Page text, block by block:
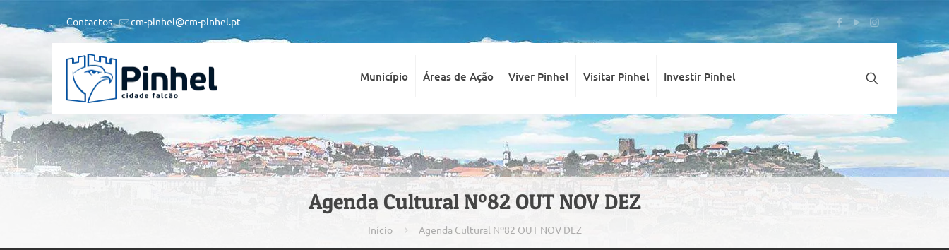
Contactos cm-pinhel@cm-pinhel.pt
Município Áreas de Ação Viver Pinhel Visitar Pinhel Investir Pinhel
Agenda Cultural Nº82 OUT NOV DEZ
Início Agenda Cultural Nº82 OUT NOV DEZ